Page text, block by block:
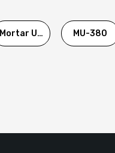
Mortar Utama MU-380